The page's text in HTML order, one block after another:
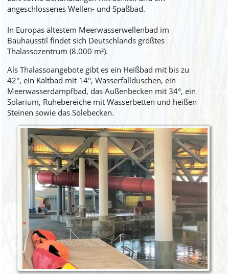
angeschlossenes Wellen- und Spaßbad.
In Europas ältestem Meerwasserwellenbad im
Bauhausstil findet sich Deutschlands größtes
Thalassozentrum (8.000 m²).
Als Thalassoangebote gibt es ein Heißbad mit bis zu
42°, ein Kaltbad mit 14°, Wasserfallduschen, ein
Meerwasserdampfbad, das Außenbecken mit 34°, ein
Solarium, Ruhebereiche mit Wasserbetten und heißen
Steinen sowie das Solebecken.